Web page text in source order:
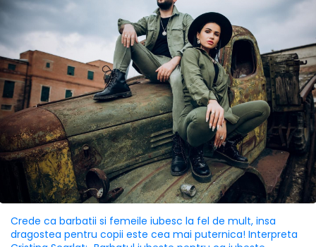
Crede ca barbatii si femeile iubesc la fel de mult, insa
dragostea pentru copii este cea mai puternica! Interpreta